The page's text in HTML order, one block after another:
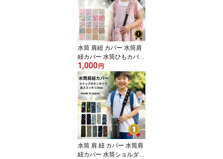
水筒 肩紐 カバー 水筒肩
紐カバー 水筒ひもカバー
水筒紐カバー 1000円ポ
ッキリ 可愛い おしゃれ
シマエナガ ユニコーン
ストロベリー 小学生 幼
稚園 通園 通学 水筒 ショ
ルダー スナップ ボタン
ハンドメイド 日本製 送
料無料
1,000 円
水筒 肩 紐 カバー 水筒肩
紐カバー 水筒ショルダー